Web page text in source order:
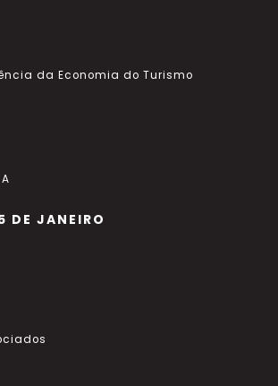
da Economia do Turismo
DE JANEIRO